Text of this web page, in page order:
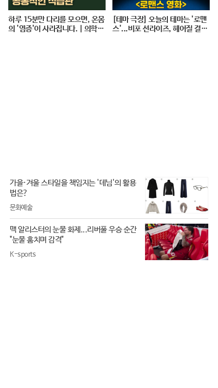
하루 15분만 다리를 모으면, 온몸
의 '염증'이 사라집니다. | 의학박
[테마 극장] 오늘의 테마는 '로맨
스'...비포 선라이즈, 헤어질 결심,
가을·겨울 스타일을 책임지는 '데님'의 활용
법은?
문화예술
맥 알리스터의 눈물 화제...리버풀 우승 순간
"눈물 훔치며 감격"
K-sports